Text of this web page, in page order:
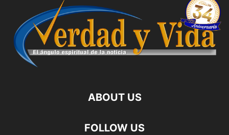
ABOUT US
FOLLOW US